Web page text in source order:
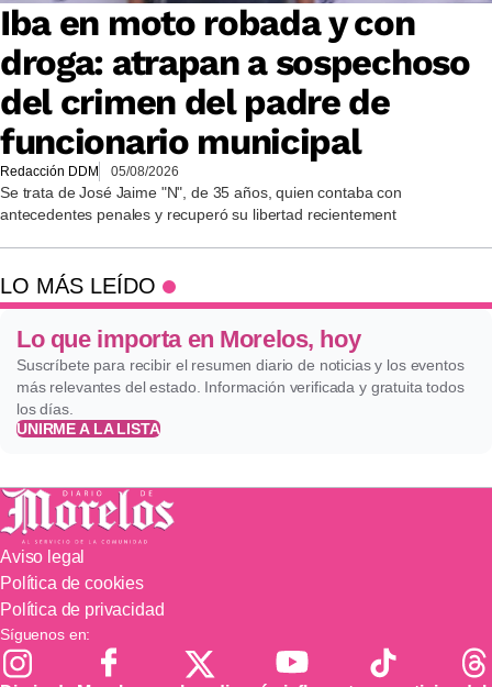
Iba en moto robada y con
droga: atrapan a sospechoso
del crimen del padre de
funcionario municipal
Redacción DDM 05/08/2026
Se trata de José Jaime "N", de 35 años, quien contaba con
antecedentes penales y recuperó su libertad recientement
LO MÁS LEÍDO
Lo que importa en Morelos, hoy
Suscríbete para recibir el resumen diario de noticias y los eventos
más relevantes del estado. Información verificada y gratuita todos
los días.
UNIRME A LA LISTA
Aviso legal
Política de cookies
Política de privacidad
Síguenos en: